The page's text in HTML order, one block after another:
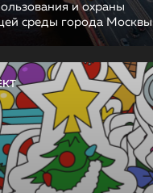
и охраны
среды города Москвы